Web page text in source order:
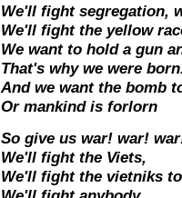
We'll fight segregation,
We'll fight the yellow
We want to hold a gun
That's why we were
And we want the bomb
Or mankind is forlorn
So give us war! war!
We'll fight the Viets,
We'll fight the vietniks